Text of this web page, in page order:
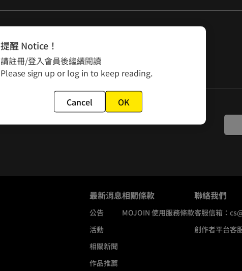
最新消息
公告
活動
相關新聞
作品推薦
相關條款
MOJOIN 使用服務條款
聯絡我們
客服信箱：
創作者平台客
提醒 Notice！
請註冊/登入會員後繼續閱讀
Please sign up or log in to keep reading.
Cancel OK